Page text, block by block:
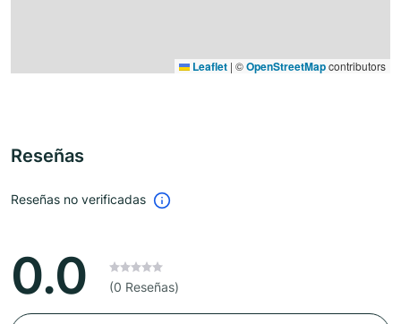
Leaflet | ©OpenStreetMapcontributors
Reseñas
Reseñas no verificadas
0.0 (0 Reseñas)